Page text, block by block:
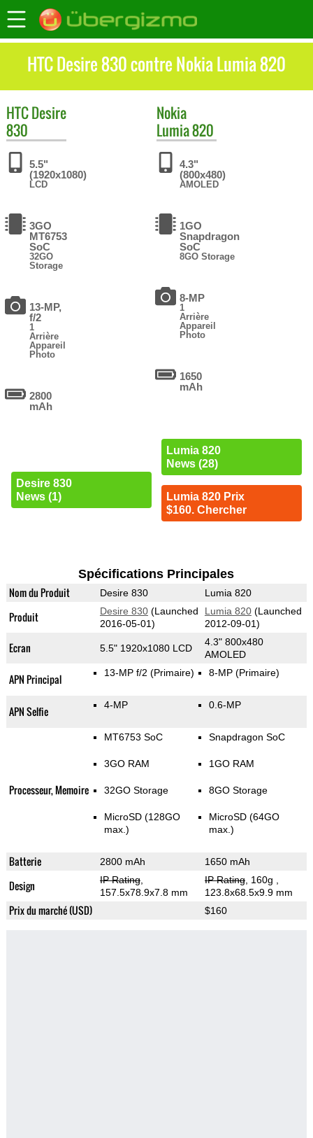
HTC Desire 830 contre Nokia Lumia 820
HTCDesire
830
5.5"
(1920x1080)
LCD
3GO
MT6753
SoC
32GO
Storage
13-MP,
f/2
1
Arrière
Appareil
Photo
2800
mAh
Desire 830
News (1)
Nokia
Lumia 820
4.3"
(800x480)
AMOLED
1GO
Snapdragon
SoC
8GO Storage
8-MP
1
Arrière
Appareil
Photo
1650
mAh
Lumia 820
News (28)
Lumia 820 Prix
$160. Chercher
Spécifications Principales
Nom du Produit Desire 830 Lumia 820
Produit Desire 830(Launched
2016-05-01)
Lumia 820(Launched
2012-09-01)
Ecran 5.5" 1920x1080 LCD
4.3" 800x480
AMOLED
APN Principal 13-MP f/2 (Primaire) 8-MP (Primaire)
APN Selfie 4-MP 0.6-MP
Processeur, Memoire
MT6753 SoC
3GO RAM
32GO Storage
MicroSD (128GO
max.)
Snapdragon SoC
1GO RAM
8GO Storage
MicroSD (64GO
max.)
Batterie 2800 mAh 1650 mAh
Design IP Rating,
157.5x78.9x7.8 mm
IP Rating, 160g
123.8x68.5x9.9 mm
Prix du marché (USD) $160